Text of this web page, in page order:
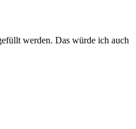
werden. Das würde ich auch